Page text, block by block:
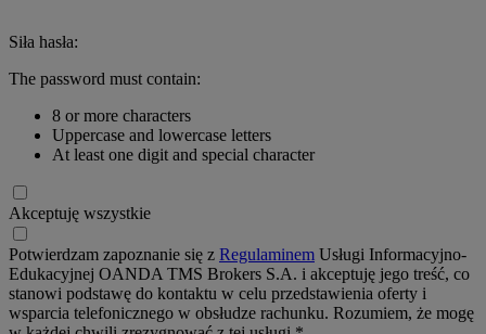
Siła hasła:
The password must contain:
8 or more characters
Uppercase and lowercase letters
At least one digit and special character
Akceptuję wszystkie
Potwierdzam zapoznanie się z Regulaminem Usługi Informacyjno-
Edukacyjnej OANDA TMS Brokers S.A. i akceptuję jego treść, co
stanowi podstawę do kontaktu w celu przedstawienia oferty i
wsparcia telefonicznego w obsłudze rachunku. Rozumiem, że mogę